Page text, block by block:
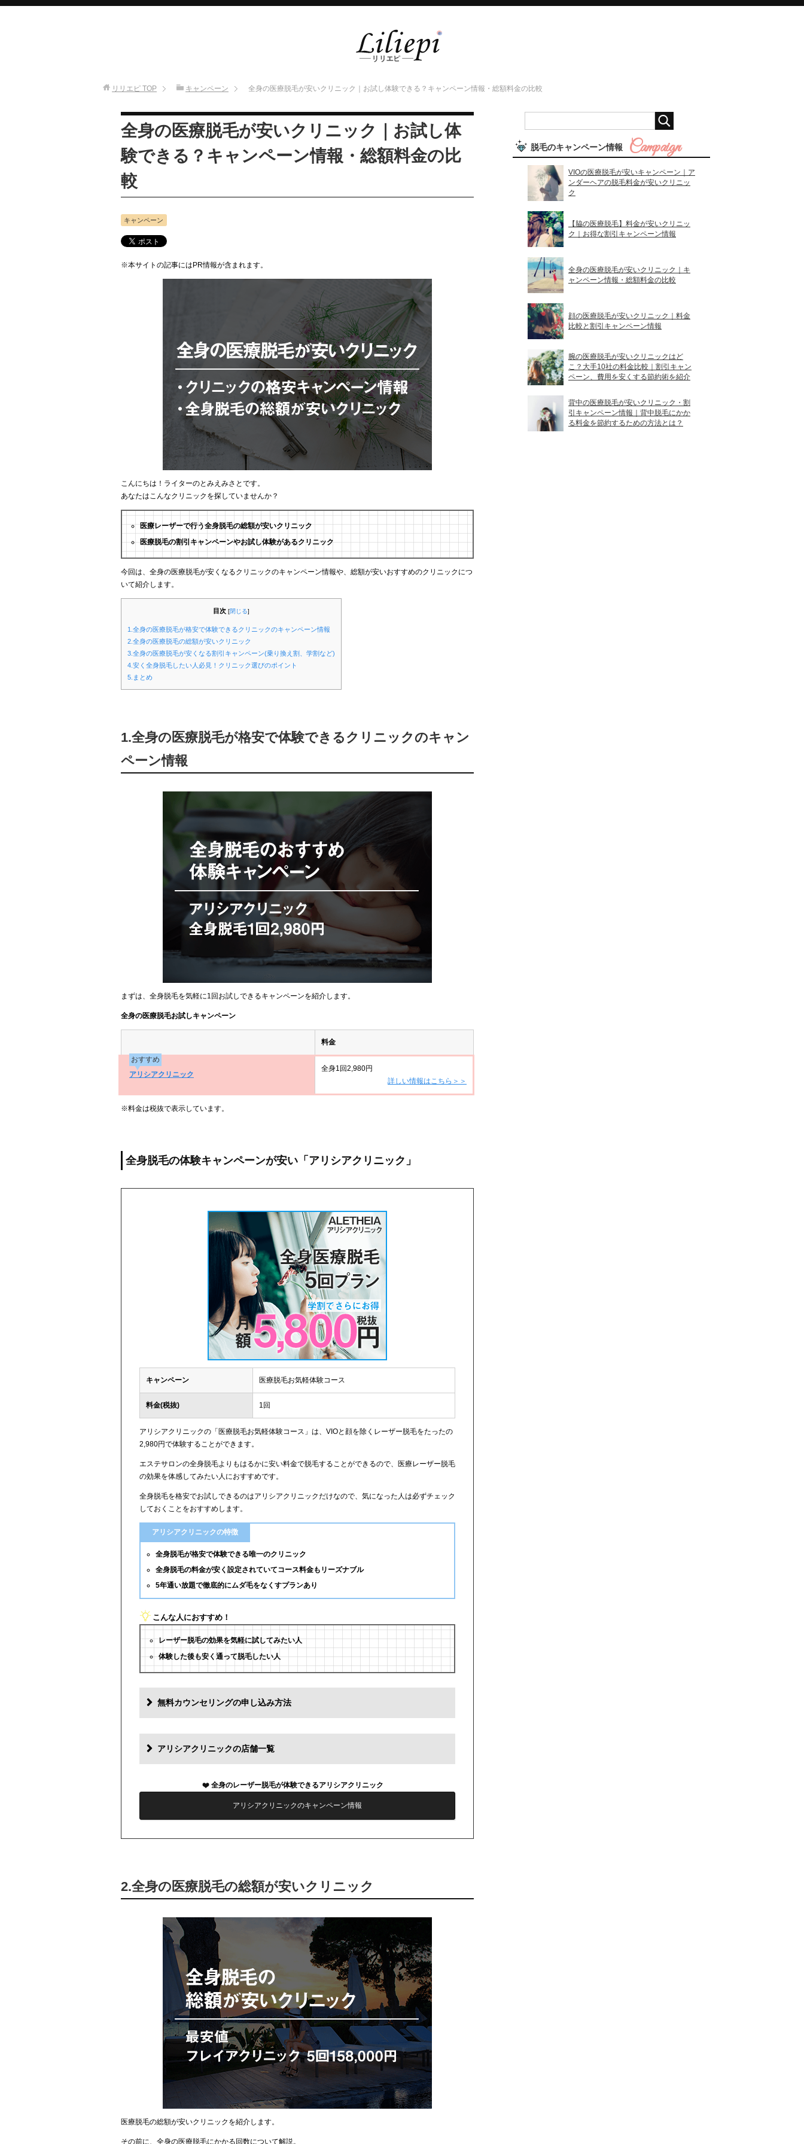
リリエピ TOP キャンペーン 全身の医療脱毛が安いクリニック｜お試し体験できる？キャンペーン情報・総額料金の比較
全身の医療脱毛が安いクリニック｜お試し体
験できる？キャンペーン情報・総額料金の比
較
キャンペーン
※本サイトの記事にはPR情報が含まれます。
こんにちは！ライターのとみえみさとです。
あなたはこんなクリニックを探していませんか？
医療レーザーで行う全身脱毛の総額が安いクリニック
医療脱毛の割引キャンペーンやお試し体験があるクリニック
今回は、全身の医療脱毛が安くなるクリニックのキャンペーン情報や、総額が安いおすすめのクリニックにつ
いて紹介します。
目次 [閉じる]
1.全身の医療脱毛が格安で体験できるクリニックのキャンペーン情報
2.全身の医療脱毛の総額が安いクリニック
3.全身の医療脱毛が安くなる割引キャンペーン(乗り換え割、学割など)
4.安く全身脱毛したい人必見！クリニック選びのポイント
5.まとめ
1.全身の医療脱毛が格安で体験できるクリニックのキャン
ペーン情報
まずは、全身脱毛を気軽に1回お試しできるキャンペーンを紹介します。
全身の医療脱毛お試しキャンペーン
料金
おすすめ
アリシアクリニック
全身1回2,980円
詳しい情報はこちら＞＞
※料金は税抜で表示しています。
全身脱毛の体験キャンペーンが安い「アリシアクリニック」
キャンペーン 医療脱毛お気軽体験コース
料金(税抜) 1回
アリシアクリニックの「医療脱毛お気軽体験コース」は、VIOと顔を除くレーザー脱毛をたったの
2,980円で体験することができます。
エステサロンの全身脱毛よりもはるかに安い料金で脱毛することができるので、医療レーザー脱毛
の効果を体感してみたい人におすすめです。
全身脱毛を格安でお試しできるのはアリシアクリニックだけなので、気になった人は必ずチェック
しておくことをおすすめします。
アリシアクリニックの特徴
全身脱毛が格安で体験できる唯一のクリニック
全身脱毛の料金が安く設定されていてコース料金もリーズナブル
5年通い放題で徹底的にムダ毛をなくすプランあり
こんな人におすすめ！
レーザー脱毛の効果を気軽に試してみたい人
体験した後も安く通って脱毛したい人
無料カウンセリングの申し込み方法
アリシアクリニックの店舗一覧
全身のレーザー脱毛が体験できるアリシアクリニック
アリシアクリニックのキャンペーン情報
2.全身の医療脱毛の総額が安いクリニック
医療脱毛の総額が安いクリニックを紹介します。
その前に、全身の医療脱毛にかかる回数について解説。
脱毛のキャンペーン情報
VIOの医療脱毛が安いキャンペーン｜ア
ンダーヘアの脱毛料金が安いクリニッ
ク
【脇の医療脱毛】料金が安いクリニッ
ク｜お得な割引キャンペーン情報
全身の医療脱毛が安いクリニック｜キ
ャンペーン情報・総額料金の比較
顔の医療脱毛が安いクリニック｜料金
比較と割引キャンペーン情報
腕の医療脱毛が安いクリニックはど
こ？大手10社の料金比較｜割引キャン
ペーン、費用を安くする節約術を紹介
背中の医療脱毛が安いクリニック・割
引キャンペーン情報｜背中脱毛にかか
る料金を節約するための方法とは？